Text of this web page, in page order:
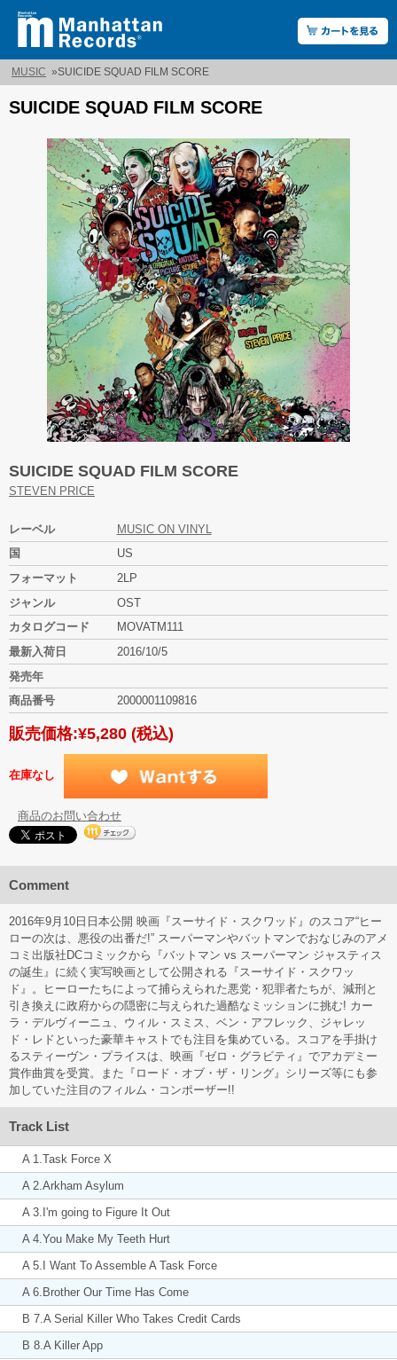
MUSIC »SUICIDE SQUAD FILM SCORE
SUICIDE SQUAD FILM SCORE
SUICIDE SQUAD FILM SCORE
STEVEN PRICE
レーベル
MUSIC ON VINYL
国
US
フォーマット
2LP
ジャンル
OST
カタログコード
MOVATM111
最新入荷日
2016/10/5
発売年
商品番号
2000001109816
販売価格:¥5,280 (税込)
在庫なし
商品のお問い合わせ
Comment
2016年9月10日日本公開 映画『スーサイド・スクワッド』のスコア“ヒー
ローの次は、悪役の出番だ!” スーパーマンやバットマンでおなじみのアメ
コミ出版社DCコミックから『バットマン vs スーパーマン ジャスティス
の誕生』に続く実写映画として公開される『スーサイド・スクワッ
ド』。ヒーローたちによって捕らえられた悪党・犯罪者たちが、減刑と
引き換えに政府からの隠密に与えられた過酷なミッションに挑む! カー
ラ・デルヴィーニュ、ウィル・スミス、ベン・アフレック、ジャレッ
ド・レドといった豪華キャストでも注目を集めている。スコアを手掛け
るスティーヴン・プライスは、映画『ゼロ・グラビティ』でアカデミー
賞作曲賞を受賞。また『ロード・オブ・ザ・リング』シリーズ等にも参
加していた注目のフィルム・コンポーザー!!
Track List
A 1.Task Force X
A 2.Arkham Asylum
A 3.I'm going to Figure It Out
A 4.You Make My Teeth Hurt
A 5.I Want To Assemble A Task Force
A 6.Brother Our Time Has Come
B 7.A Serial Killer Who Takes Credit Cards
B 8.A Killer App